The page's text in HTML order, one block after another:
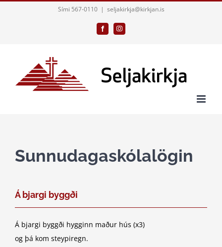
Sími 567-0110 | seljakirkja@kirkjan.is
FacebookInstagram
Sunnudagaskólalögin
Á bjargi byggði
Á bjargi byggði hygginn maður hús (x3)
og þá kom steypiregn.